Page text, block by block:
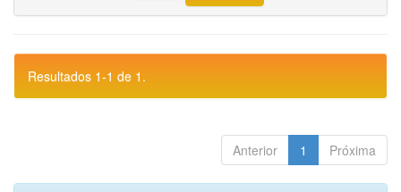
Resultados 1-1 de 1.
Anterior 1 Próxima